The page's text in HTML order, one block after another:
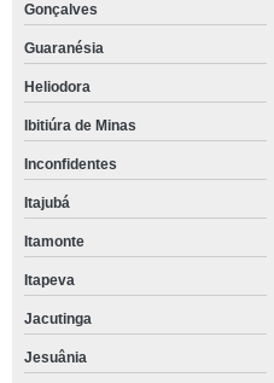
Gonçalves
Guaranésia
Heliodora
Ibitiúra de Minas
Inconfidentes
Itajubá
Itamonte
Itapeva
Jacutinga
Jesuânia